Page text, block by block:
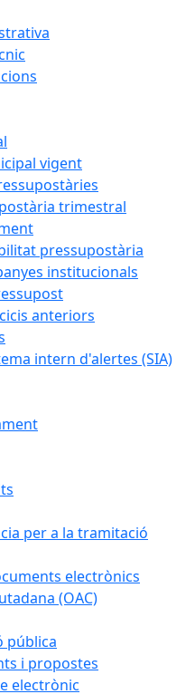
vigent
trimestral
pressupostària
institucionals
anteriors
intern d'alertes (SIA)
per a la tramitació
electrònics
(OAC)
pública
i propostes
electrònic